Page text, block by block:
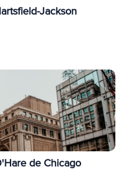
Jackson
de Chicago